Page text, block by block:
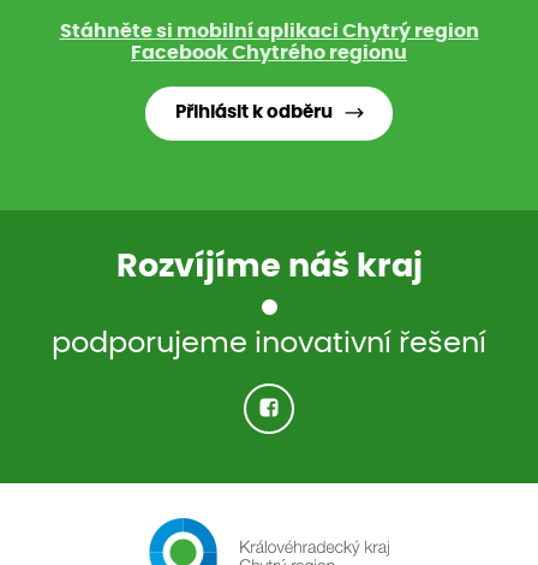
Stáhněte si mobilní aplikaci Chytrý region
Facebook Chytrého regionu
Přihlásit k odběru
Rozvíjíme náš kraj
podporujeme inovativní řešení